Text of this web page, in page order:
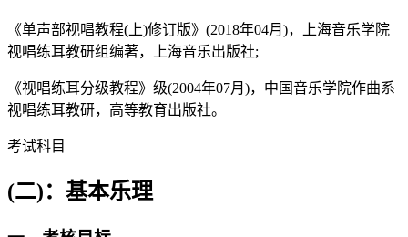
《单声部视唱教程(上)修订版》(2018年04月)，上海音乐学院
视唱练耳教研组编著，上海音乐出版社;
《视唱练耳分级教程》级(2004年07月)，中国音乐学院作曲系
视唱练耳教研，高等教育出版社。
考试科目
(二)：基本乐理